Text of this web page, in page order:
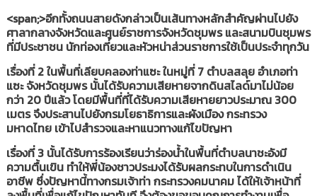
<span;>อีกทั้งถนนสายดังกล่าวเป็นเส้นทางหลักสำคัญผ่านไปยัง
ศาลากลางจังหวัดและศูนย์ราชการจังหวัดชุมพร และสนามบินชุมพร
ที่มีประชาชน นักท่องเที่ยวและหัวหน่าส่วนราชการใช้เป็นประจำทุกวัน
เรื่องที่ 2 ในพื้นที่เลียบคลองท่าแซะ ในหมู่ที่ 7 ตำบลสลุย อำเภอท่า
แซะ จังหวัดชุมพร นั้นได้รับความเสียหายจากดินสไลด์มาไม่น้อย
กว่า 20 ปีแล้ว โดยมีพื้นที่ที่ได้รับความเสียหายยาวประมาณ 300
เมตร จึงประสานไปยังกรมโยธาธิการและผังเมือง กระทรวง
มหาดไทย เข้าไปสำรวจและหาแนวทางแก้ไขปัญหา
เรื่องที่ 3 นั้นได้รับการร้องเรียนว่าร่องน้ำในพื้นที่ตำบลนาชะอังมี
ความตื้นเขิน ทำให้พี่น้องชาวประมงได้รับผลกระทบในการดำเนิน
อาชีพ ซึ่งปัญหานี้ทางกรมเจ้าท่า กระทรวงคมนาคม ได้ให้เจ้าหน้าที่